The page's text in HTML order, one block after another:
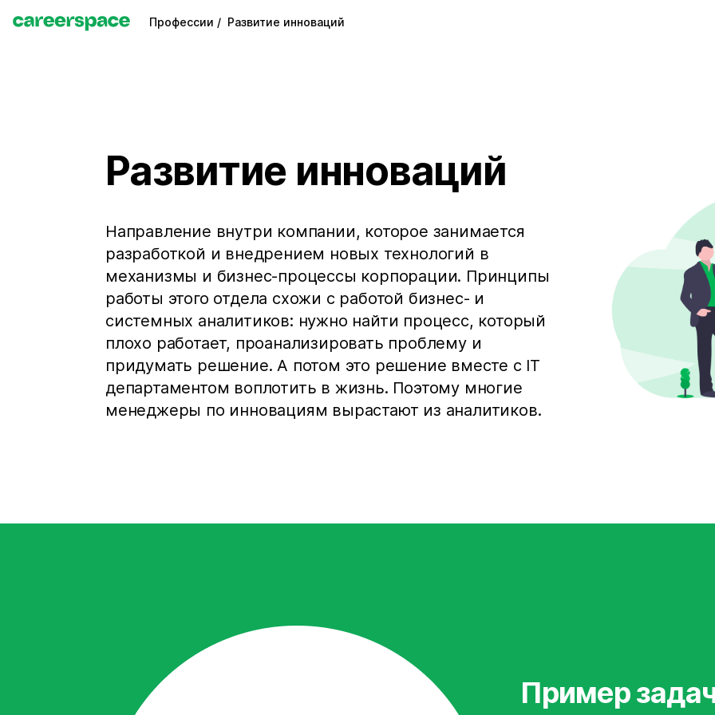
Профессии / Развитие инноваций
Развитие инноваций
Направление внутри компании, которое занимается
разработкой и внедрением новых технологий в
механизмы и бизнес-процессы корпорации. Принципы
работы этого отдела схожи с работой бизнес- и
системных аналитиков: нужно найти процесс, который
плохо работает, проанализировать проблему и
придумать решение. А потом это решение вместе с IT
департаментом воплотить в жизнь. Поэтому многие
менеджеры по инновациям вырастают из аналитиков.
Пример